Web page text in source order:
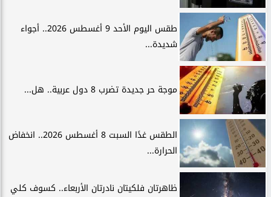
طقس اليوم الأحد 9 أغسطس 2026.. أجواء
شديدة...
موجة حر جديدة تضرب 8 دول عربية.. هل...
الطقس غدًا السبت 8 أغسطس 2026.. انخفاض
الحرارة...
ظاهرتان فلكيتان نادرتان الأربعاء.. كسوف كلي